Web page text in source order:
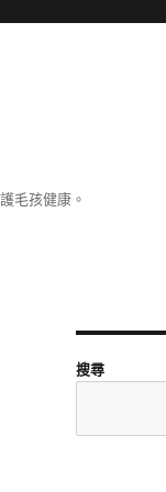
毛孩健康。
搜尋